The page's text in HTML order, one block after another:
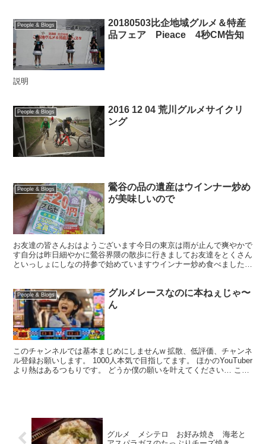
People & Blogs
20180503比企地域グルメ＆特産
品フェア Pieace 4秒CM告知
説明
People & Blogs
2016 12 04 荒川グルメサイクリ
ング
People & Blogs
鶯谷の品の遺産はウインナー炒め
が美味しいので
お友達の皆さんおはようございます今日の東京は雨が止んで爽やかで
す自分は昨日細やかに鶯谷界隈の散歩に行きましてお友達をとくさん
といっしょにしなの持参で始めていますウインナー炒め食べました
People & Blogs
グルメレースなのに本ねぇじゃ〜
ん
このチャンネルでは基本まじめにしませんw 拡散、低評価、チャンネ
ル登録お願いします。 1000人本気で目指してます。 ほかのYouTuber
より熱はあるつもりです。 どうか僕の願いを叶えてください… この
グルメ メシテロ お好み焼き 海老と